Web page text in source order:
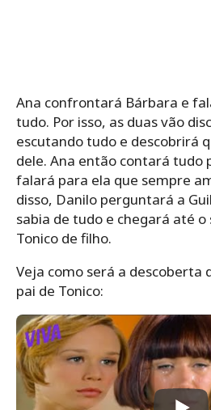
Ana confrontará Bárbara e
tudo. Por isso, as duas vão
escutando tudo e descobrirá
dele. Ana então contará tudo
falará para ela que sempre
disso, Danilo perguntará a
sabia de tudo e chegará até
Tonico de filho.
Veja como será a descoberta
pai de Tonico: